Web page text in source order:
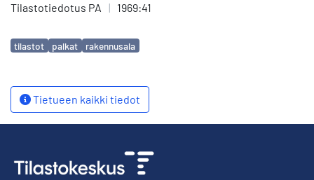
Tilastotiedotus PA | 1969:41
Avainsanat
tilastot palkat rakennusala
Tietueen kaikki tiedot